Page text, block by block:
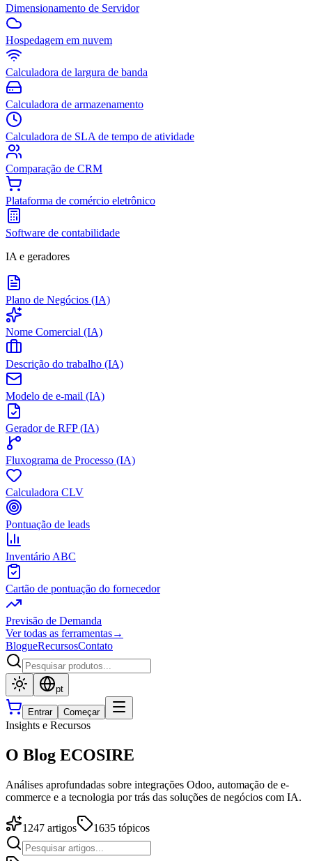
Dimensionamento de Servidor
Hospedagem em nuvem
Calculadora de largura de banda
Calculadora de armazenamento
Calculadora de SLA de tempo de atividade
Comparação de CRM
Plataforma de comércio eletrônico
Software de contabilidade
IA e geradores
Plano de Negócios (IA)
Nome Comercial (IA)
Descrição do trabalho (IA)
Modelo de e-mail (IA)
Gerador de RFP (IA)
Fluxograma de Processo (IA)
Calculadora CLV
Pontuação de leads
Inventário ABC
Cartão de pontuação do fornecedor
Previsão de Demanda
Ver todas as ferramentas→
BlogueRecursosContato
pt
Entrar Começar
Insights e Recursos
O Blog ECOSIRE
Análises aprofundadas sobre integrações Odoo, automação de e-
commerce e a tecnologia por trás das soluções de negócios com IA.
1247 artigos 1635 tópicos